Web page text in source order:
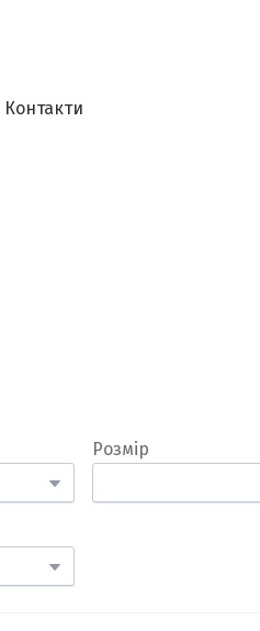
Контакти
Розмір